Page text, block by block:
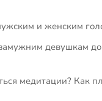
и женским
девушкам
медитации? Как